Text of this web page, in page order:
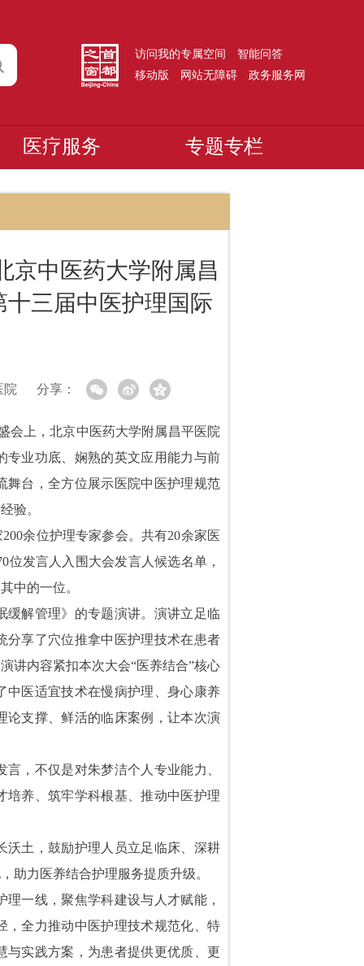
访问我的专属空间
智能问答
移动版
网站无障碍 政务服务网
医疗服务 专题专栏
京中医药大学附属昌
三届中医护理国际
院 分享：
会上，北京中医药大学附属昌平医院
专业功底、娴熟的英文应用能力与前
舞台，全方位展示医院中医护理规范
验。
余位护理专家参会。共有20余家医
位发言人入围大会发言人候选名单，
中的一位。
缓解管理》的专题演讲。演讲立足临
分享了穴位推拿中医护理技术在患者
讲内容紧扣本次大会“医养结合”核心
中医适宜技术在慢病护理、身心康养
论支撑、鲜活的临床案例，让本次演
，不仅是对朱梦洁个人专业能力、
培养、筑牢学科根基、推动中医护理
沃土，鼓励护理人员立足临床、深耕
助力医养结合护理服务提质升级。
一线，聚焦学科建设与人才赋能，
，全力推动中医护理技术规范化、特
与实践方案，为患者提供更优质、更